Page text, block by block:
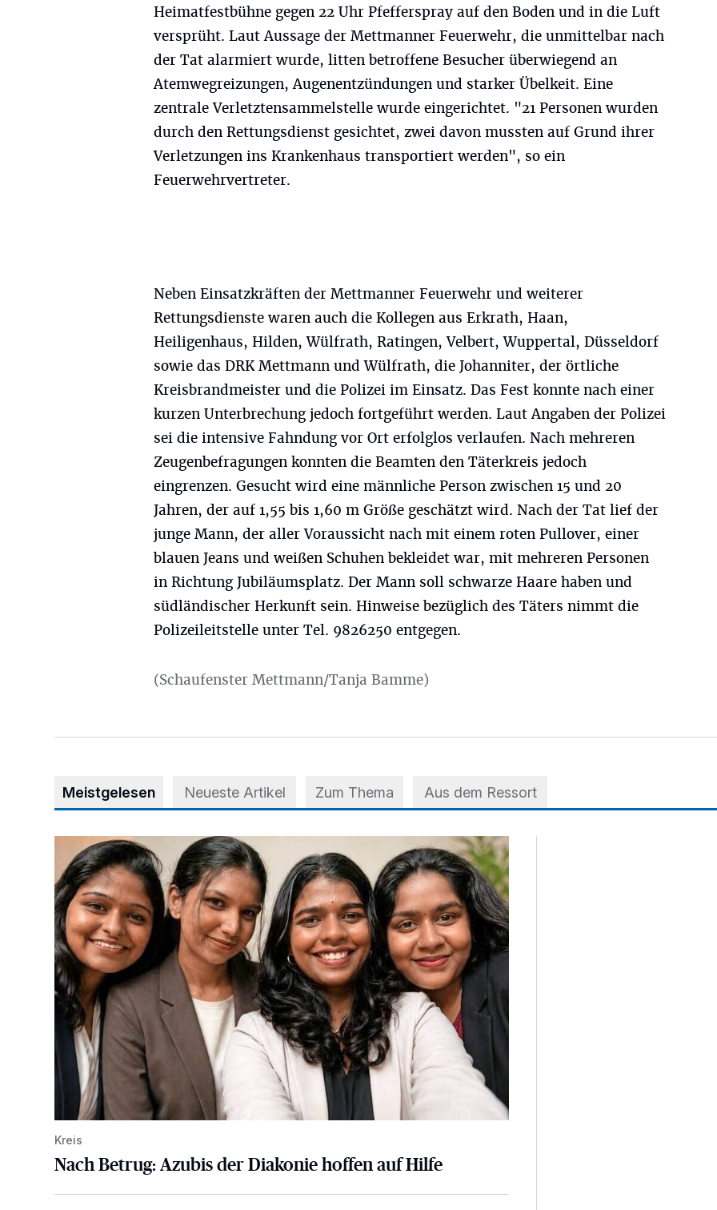
Heimatfestbühne gegen 22 Uhr Pfefferspray auf den Boden und in die Luft
versprüht. Laut Aussage der Mettmanner Feuerwehr, die unmittelbar nach
der Tat alarmiert wurde, litten betroffene Besucher überwiegend an
Atemwegreizungen, Augenentzündungen und starker Übelkeit. Eine
zentrale Verletztensammelstelle wurde eingerichtet. "21 Personen wurden
durch den Rettungsdienst gesichtet, zwei davon mussten auf Grund ihrer
Verletzungen ins Krankenhaus transportiert werden", so ein
Feuerwehrvertreter.
Neben Einsatzkräften der Mettmanner Feuerwehr und weiterer
Rettungsdienste waren auch die Kollegen aus Erkrath, Haan,
Heiligenhaus, Hilden, Wülfrath, Ratingen, Velbert, Wuppertal, Düsseldorf
sowie das DRK Mettmann und Wülfrath, die Johanniter, der örtliche
Kreisbrandmeister und die Polizei im Einsatz. Das Fest konnte nach einer
kurzen Unterbrechung jedoch fortgeführt werden. Laut Angaben der Polizei
sei die intensive Fahndung vor Ort erfolglos verlaufen. Nach mehreren
Zeugenbefragungen konnten die Beamten den Täterkreis jedoch
eingrenzen. Gesucht wird eine männliche Person zwischen 15 und 20
Jahren, der auf 1,55 bis 1,60 m Größe geschätzt wird. Nach der Tat lief der
junge Mann, der aller Voraussicht nach mit einem roten Pullover, einer
blauen Jeans und weißen Schuhen bekleidet war, mit mehreren Personen
in Richtung Jubiläumsplatz. Der Mann soll schwarze Haare haben und
südländischer Herkunft sein. Hinweise bezüglich des Täters nimmt die
Polizeileitstelle unter Tel. 9826250 entgegen.
(Schaufenster Mettmann/Tanja Bamme)
Meistgelesen Neueste Artikel Zum Thema Aus dem Ressort
Nach Betrug: Azubis der Diakonie hoffen auf Hilfe
Kreis
Nach Betrug: Azubis der Diakonie hoffen auf Hilfe